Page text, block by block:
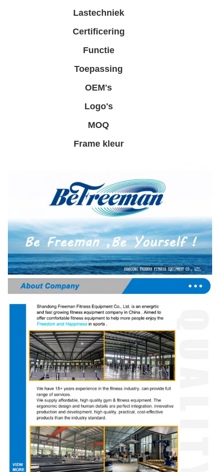
Lastechniek
Certificering
Functie
Toepassing
OEM's
Logo's
MOQ
Frame kleur